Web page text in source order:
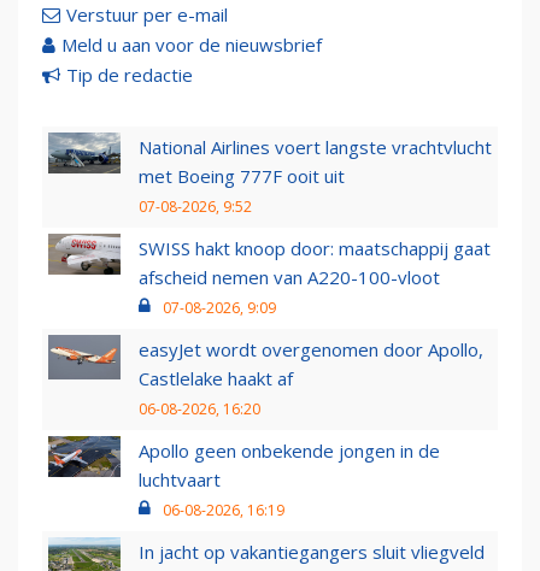
Verstuur per e-mail
Meld u aan voor de nieuwsbrief
Tip de redactie
National Airlines voert langste vrachtvlucht
met Boeing 777F ooit uit
07-08-2026, 9:52
SWISS hakt knoop door: maatschappij gaat
afscheid nemen van A220-100-vloot
07-08-2026, 9:09
easyJet wordt overgenomen door Apollo,
Castlelake haakt af
06-08-2026, 16:20
Apollo geen onbekende jongen in de
luchtvaart
06-08-2026, 16:19
In jacht op vakantiegangers sluit vliegveld